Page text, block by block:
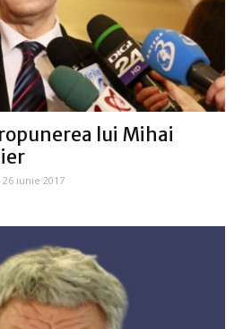
lui Mihai
26 iunie 2017